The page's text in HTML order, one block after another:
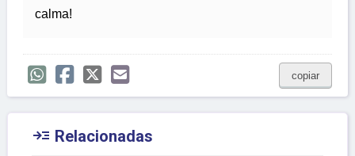
calma!
copiar
 Relacionadas